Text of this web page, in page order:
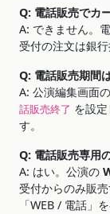
Q: 電話販売でカ
A: できません。
受付の注文は銀
Q: 電話販売期間
A: 公演編集画面の
話販売終了 を設
す。
Q: 電話販売専用
A: はい。公演の
受付からのみ販
「WEB / 電話」を